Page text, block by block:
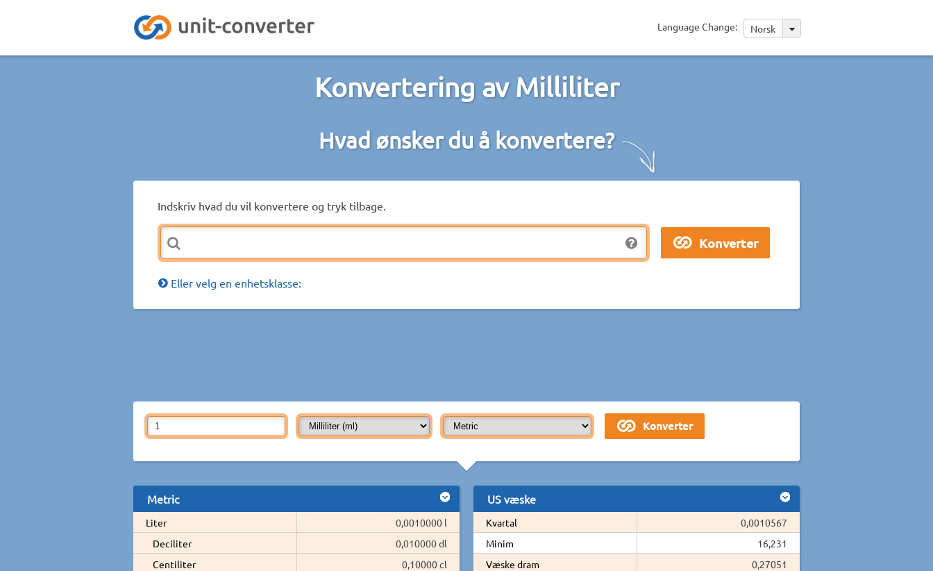
Language Change: Norsk
Konvertering av Milliliter
Hvad ønsker du å konvertere?
Indskriv hvad du vil konvertere og tryk tilbage.
Eller velg en enhetsklasse:
Metric
Liter
0,0010000 l
Deciliter
0,010000 dl
Centiliter
0,10000 cl
US væske
Kvartal
0,0010567
Minim
16,231
Væske dram
0,27051